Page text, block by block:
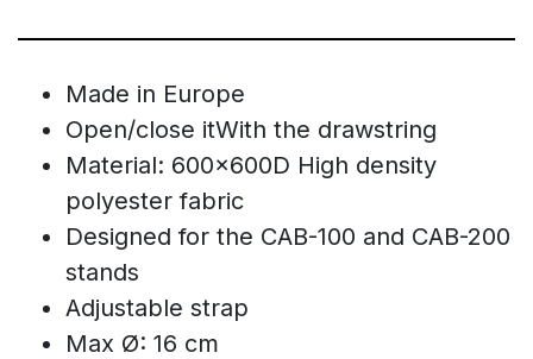
Made in Europe
Open/close itWith the drawstring
Material: 600x600D High density
polyester fabric
Designed for the CAB-100 and CAB-200
stands
Adjustable strap
Max Ø: 16 cm